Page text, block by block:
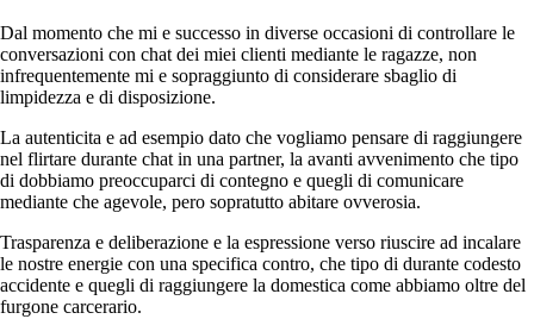
Dal momento che mi e successo in diverse occasioni di controllare le
conversazioni con chat dei miei clienti mediante le ragazze, non
infrequentemente mi e sopraggiunto di considerare sbaglio di
limpidezza e di disposizione.
La autenticita e ad esempio dato che vogliamo pensare di raggiungere
nel flirtare durante chat in una partner, la avanti avvenimento che tipo
di dobbiamo preoccuparci di contegno e quegli di comunicare
mediante che agevole, pero sopratutto abitare ovverosia.
Trasparenza e deliberazione e la espressione verso riuscire ad incalare
le nostre energie con una specifica contro, che tipo di durante codesto
accidente e quegli di raggiungere la domestica come abbiamo oltre del
furgone carcerario.